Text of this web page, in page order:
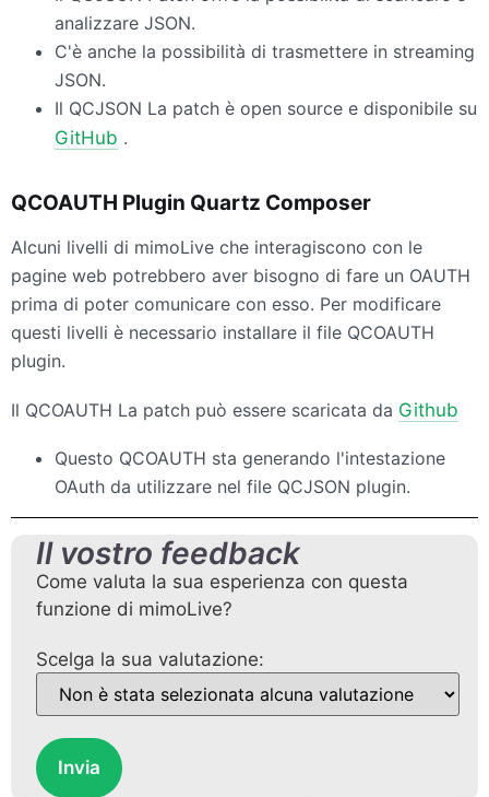
analizzare JSON.
C'è anche la possibilità di trasmettere in streaming
JSON.
Il QCJSON La patch è open source e disponibile su
GitHub .
QCOAUTH Plugin Quartz Composer
Alcuni livelli di mimoLive che interagiscono con le
pagine web potrebbero aver bisogno di fare un OAUTH
prima di poter comunicare con esso. Per modificare
questi livelli è necessario installare il file QCOAUTH
plugin.
Il QCOAUTH La patch può essere scaricata da Github
Questo QCOAUTH sta generando l'intestazione
OAuth da utilizzare nel file QCJSON plugin.
Il vostro feedback
Come valuta la sua esperienza con questa
funzione di mimoLive?
Scelga la sua valutazione:
Invia